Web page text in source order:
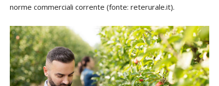
norme commerciali corrente (fonte: reterurale.it).